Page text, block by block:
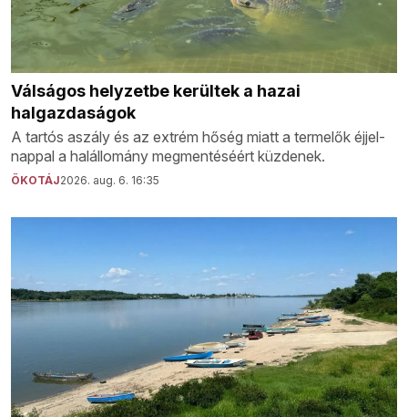
Válságos helyzetbe kerültek a hazai
halgazdaságok
A tartós aszály és az extrém hőség miatt a termelők éjjel-
nappal a halállomány megmentéséért küzdenek.
ÖKOTÁJ2026. aug. 6. 16:35